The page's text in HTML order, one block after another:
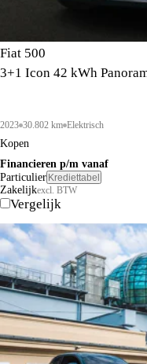
Fiat 500
3+1 Icon 42 kWh
2023 30.802 km Elektrisch
Kopen
Financieren p/m vanaf
Particulier Krediettabel
Zakelijkexcl. BTW
Vergelijk